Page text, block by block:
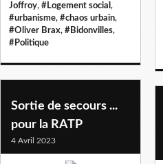
Joffroy, #Logement social ,
#urbanisme, #chaos urbain,
#Oliver Brax, #Bidonvilles,
#Politique
Sortie de secours ...
pour la RATP
4 Avril 2023